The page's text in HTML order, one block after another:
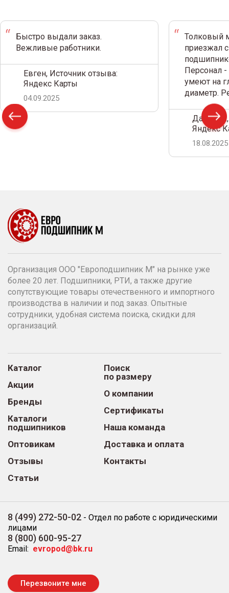
Быстро выдали заказ.
Вежливые работники.
Евген, Источник отзыва:
Яндекс Карты
04.09.2025
Толковый
приезжал
Персонал
умеют на
диаметр.
Дамир
Яндекс
18.08.2025
Организация ООО "Европодшипник М" на рынке уже
более 20 лет. Подшипники, РТИ, а также другие
сопутствующие товары отечественного и импортного
производства в наличии и под заказ. Опытные
сотрудники, удобная система поиска, скидки для
организаций.
Каталог
Акции
Бренды
Каталоги
подшипников
Оптовикам
Отзывы
Статьи
Поиск
по размеру
О компании
Сертификаты
Наша команда
Доставка и оплата
Контакты
8 (499) 272-50-02 - Отдел по работе с юридическими
лицами
8 (800) 600-95-27
Email: evropod@bk.ru
Перезвоните мне